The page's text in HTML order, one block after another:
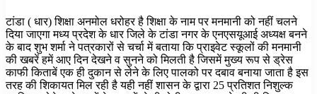
टांडा ( धार) शिक्षा अनमोल धरोहर है शिक्षा के नाम पर मनमानी को नहीं चलने
दिया जाएगा मध्य प्रदेश के धार जिले के टांडा नगर के एनएसयूआई अध्यक्ष बनने
के बाद शुभ शर्मा ने पत्रकारों से चर्चा में बताया कि प्राइवेट स्कूलों की मनमानी
की खबरें हमें आए दिन देखने व सुनने को मिलती है जिसमें मुख्य रूप से ड्रेस
काफी किताबें एक ही दुकान से लेने के लिए पालको पर दबाव बनाया जाता है इस
तरह की शिकायत मिल रही है यही नहीं शासन के द्वारा 25 प्रतिशत निशुल्क